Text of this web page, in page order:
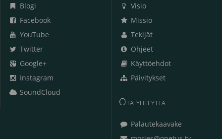
Blogi
Facebook
YouTube
Twitter
Google+
Instagram
SoundCloud
Visio
Missio
Tekijät
Ohjeet
Käyttöehdot
Päivitykset
Ota yhteyttä
Palautekaavake